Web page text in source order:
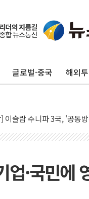
글로벌·중국 해외
시, 美 고용 예상 밖 부진
매파 기세 꺾이나…고용
, 백신·자폐증 행정명령
법원, 백악관 무도회장
쇼크에 엔화 장중 급등…
뉴스] 뉴욕 반도체주 프리
·국민에